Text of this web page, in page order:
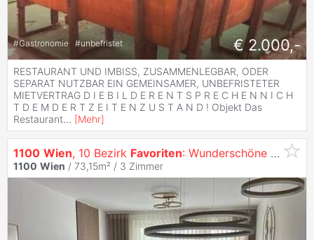
#Gastronomie #unbefristet € 2.000,-
RESTAURANT UND IMBISS, ZUSAMMENLEGBAR, ODER
SEPARAT NUTZBAR EIN GEMEINSAMER, UNBEFRISTETER
MIETVERTRAG D I E B I L D E R E N T S P R E C H E N N I C H
T D E M D E R T Z E I T E N Z U S T A N D ! Objekt Das
Restaurant... [Mehr]
1100 Wien, 10 Bezirk Favoriten: Wunderschöne Wohnung mit toller Loggia mit Blick in den Park
1100 Wien / 73,15m² / 3 Zimmer